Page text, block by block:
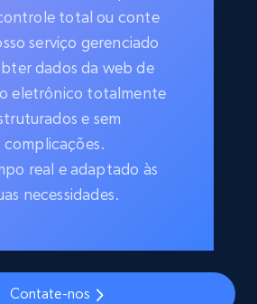
total ou conte
serviço gerenciado
dados da web de
eletrônico totalmente
e sem
complicações.
real e adaptado às
necessidades.
Contate-nos